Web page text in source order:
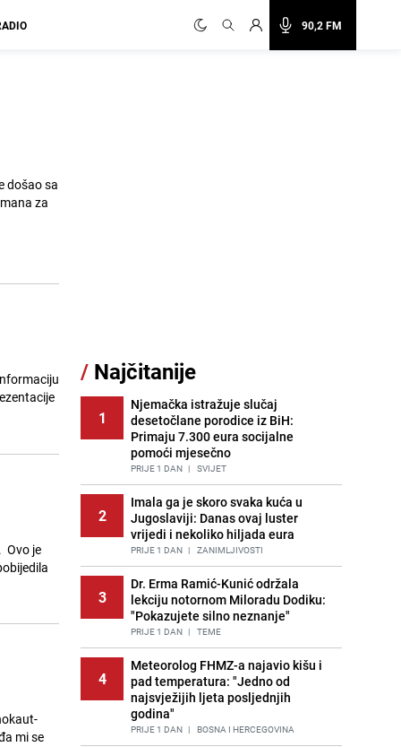
90,2 FM
došao sa
za
Ovo je
mi se
/ Najčitanije
1
Njemačka istražuje slučaj
desetočlane porodice iz BiH:
Primaju 7.300 eura socijalne
pomoći mjesečno
PRIJE 1 DAN | SVIJET
2
Imala ga je skoro svaka kuća u
Jugoslaviji: Danas ovaj luster
vrijedi i nekoliko hiljada eura
PRIJE 1 DAN | ZANIMLJIVOSTI
3
Dr. Erma Ramić-Kunić održala
lekciju notornom Miloradu Dodiku:
"Pokazujete silno neznanje"
PRIJE 1 DAN | TEME
4
Meteorolog FHMZ-a najavio kišu i
pad temperatura: "Jedno od
najsvježijih ljeta posljednjih
godina"
PRIJE 1 DAN | BOSNA I HERCEGOVINA